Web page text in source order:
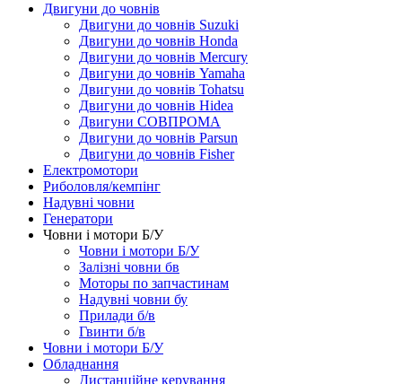
Двигуни до човнів
Двигуни до човнів Suzuki
Двигуни до човнів Honda
Двигуни до човнів Mercury
Двигуни до човнів Yamaha
Двигуни до човнів Tohatsu
Двигуни до човнів Hidea
Двигуни СОВПРОМА
Двигуни до човнів Parsun
Двигуни до човнів Fisher
Електромотори
Риболовля/кемпінг
Надувні човни
Генератори
Човни і мотори Б/У
Човни і мотори Б/У
Залізні човни бв
Моторы по запчастинам
Надувні човни бу
Прилади б/в
Гвинти б/в
Човни і мотори Б/У
Обладнання
Дистанційне керування